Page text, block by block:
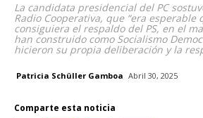
La candidata presidencial del PC
Radio Cooperativa, que “era esperable
consiguiera el respaldo del PS, en el
han construido como Socialismo
hicieron su propia deliberación y la
Patricia Schüller Gamboa Abril 30, 2025
Comparte esta noticia